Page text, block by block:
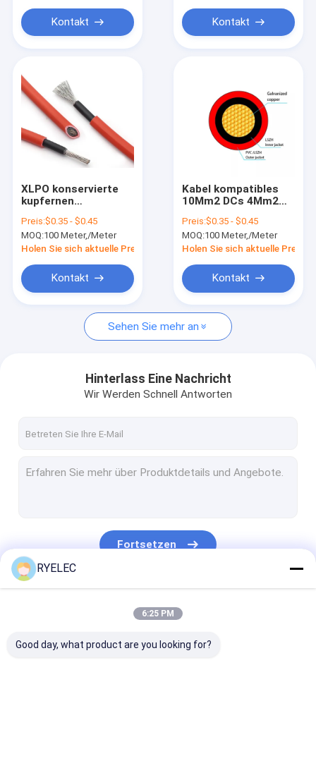
Produkte
Videos
Über uns
Nachrichten
Fälle
Fordern Sie ein Zitat
LVDS-Kabel
benutzerdefinierter Kabellösungen
Netz-Verbindungskabel
Kontakt Kontakt
XLPO konservierte
kupfernen
Draht DCs Solar-PV
Kabel-4MM 6MM 8MM
10MM
Preis:$0.35 - $0.45
MOQ:100 Meter,/Meter
Holen Sie sich aktuelle Preis
Kontakt
Kabel kompatibles
10Mm2 DCs 4Mm2
voltaisches System
anschließend
Preis:$0.35 - $0.45
MOQ:100 Meter,/Meter
Holen Sie sich aktuelle Preis
Kontakt
Sehen Sie mehr an
Hinterlass Eine Nachricht
Wir Werden Schnell Antworten
Fortsetzen
RYELEC
6:25 PM
Good day, what product are you looking for?